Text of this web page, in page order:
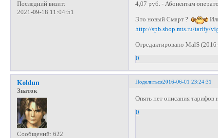
Последний визит:
2021-09-18 11:04:51
4,07 руб. - Абонентам
Это новый Смарт ?
http://spb.shop.mts.ru/tarify/
Отредактировано MalS
0
Поделиться2016-06-01 23:24:31
Koldun
Знаток
Сообщений: 622
Опять нет описания тарифов
0